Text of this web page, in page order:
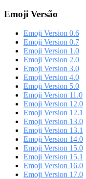
Emoji Versão
Emoji Version 0.6
Emoji Version 0.7
Emoji Version 1.0
Emoji Version 2.0
Emoji Version 3.0
Emoji Version 4.0
Emoji Version 5.0
Emoji Version 11.0
Emoji Version 12.0
Emoji Version 12.1
Emoji Version 13.0
Emoji Version 13.1
Emoji Version 14.0
Emoji Version 15.0
Emoji Version 15.1
Emoji Version 16.0
Emoji Version 17.0